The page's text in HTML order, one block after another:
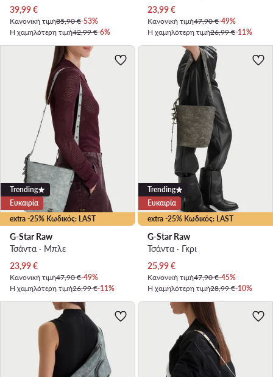
Τρέχουσα τιμή
39,99€
Κανονική τιμή85,90 €-53%
Η χαμηλότερη τιμή42,99 €-6%
Τρέχουσα τιμή
23,99€
Κανονική τιμή47,90 €-49%
Η χαμηλότερη τιμή26,99 €-11%
extra -25% Κωδικός: LAST
Trending
Ευκαιρία
G-Star Raw
Τσάντα · Μπλε
Τρέχουσα τιμή
23,99€
Κανονική τιμή47,90 €-49%
Η χαμηλότερη τιμή26,99 €-11%
extra -25% Κωδικός: LAST
Trending
Ευκαιρία
G-Star Raw
Τσάντα · Γκρι
Τρέχουσα τιμή
25,99€
Κανονική τιμή47,90 €-45%
Η χαμηλότερη τιμή28,99 €-10%